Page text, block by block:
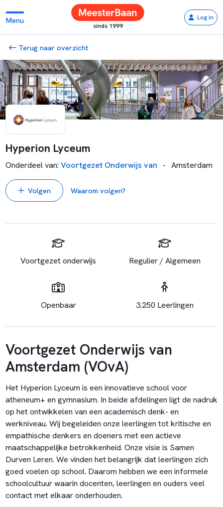
Menu
sinds 1999
Log in
Terug naar overzicht
Hyperion Lyceum
Onderdeel van: Voortgezet Onderwijs van - Amsterdam
Volgen Waarom volgen?
Voortgezet onderwijs Regulier / Algemeen
Openbaar 3.250 Leerlingen
Voortgezet Onderwijs van
Amsterdam (VOvA)
Het Hyperion Lyceum is een innovatieve school voor
atheneum+ en gymnasium. In beide afdelingen ligt de nadruk
op het ontwikkelen van een academisch denk- en
werkniveau. Wij begeleiden onze leerlingen tot kritische en
empathische denkers en doeners met een actieve
maatschappelijke betrokkenheid. Onze visie is Samen
Durven Leren. We vinden het belangrijk dat leerlingen zich
goed voelen op school. Daarom hebben we een informele
schoolcultuur waarin docenten, leerlingen en ouders veel
contact met elkaar onderhouden.